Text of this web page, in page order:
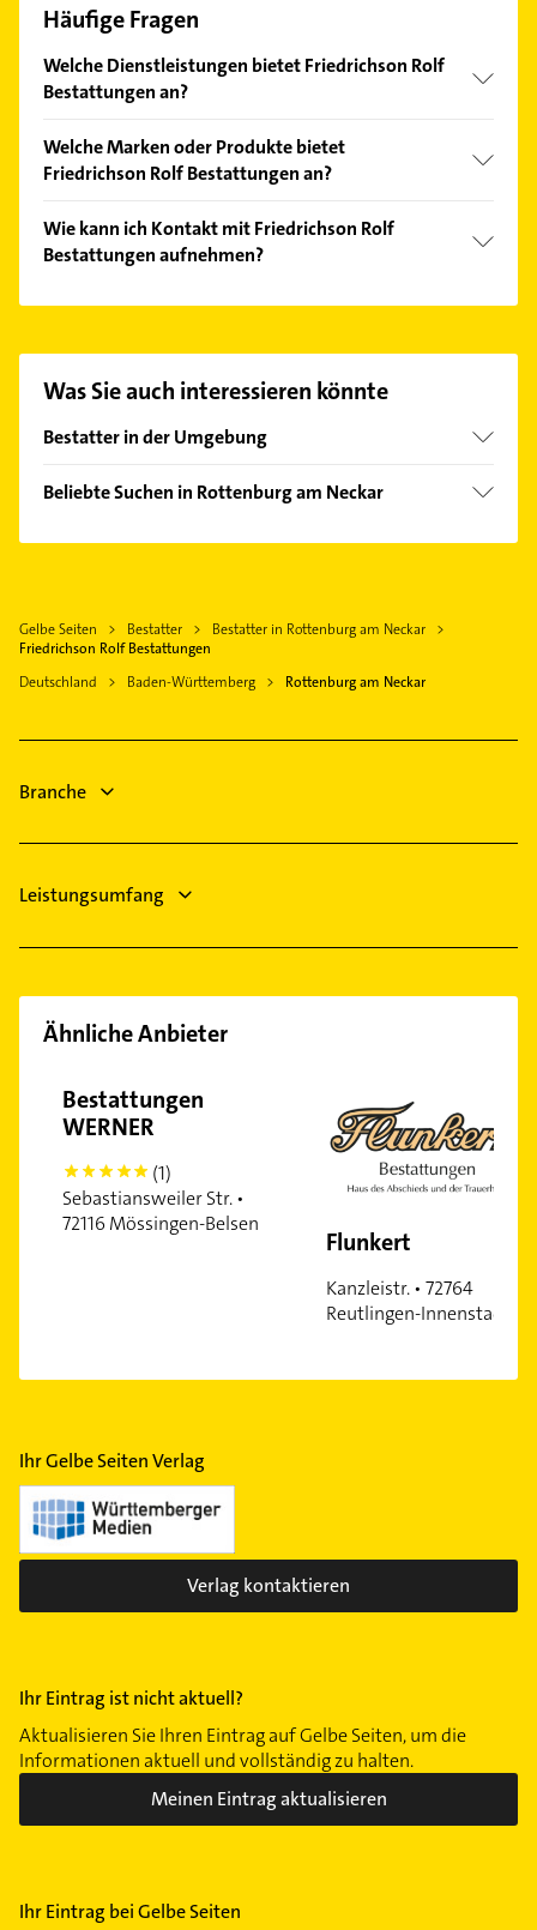
Häufige Fragen
Welche Dienstleistungen bietet Friedrichson Rolf
Bestattungen an?
Feuerbestattung, Erdbestattung, Seebestattungen,
Anonyme Bestattung und Friedwaldbestattung.
Welche Marken oder Produkte bietet
Friedrichson Rolf Bestattungen an?
Grabkreuze, Kondolenzbücher und
Bestattungswäsche.
Wie kann ich Kontakt mit Friedrichson Rolf
Bestattungen aufnehmen?
finden Sie alleKontaktdaten.
Was Sie auch interessieren könnte
Bestatter in der Umgebung
Tübingen
Rangendingen
Reutlingen
Pfullingen
Lichtenstein Württemberg
Steinenbronn Württemberg
Beliebte Suchen in Rottenburg am Neckar
Logopädie
Zahnarzt
Putzfrau
Gebäudereinigung
Gelbe Seiten Bestatter
Bestatter in Rottenburg am Neckar
Friedrichson Rolf Bestattungen
Deutschland
Baden-Württemberg Rottenburg am Neckar
Branche
Leistungsumfang
Ähnliche Anbieter
Bestattungen
WERNER
5
(1)
Sebastiansweiler Str. •
72116 Mössingen-Belsen
Flunkert
Kanzleistr. • 72764
Reutlingen-Innenstadt
Ihr Gelbe Seiten Verlag
Verlag kontaktieren
Ihr Eintrag ist nicht aktuell?
Aktualisieren Sie Ihren Eintrag auf Gelbe Seiten, um die
Informationen aktuell und vollständig zu halten.
Meinen Eintrag aktualisieren
Ihr Eintrag bei Gelbe Seiten